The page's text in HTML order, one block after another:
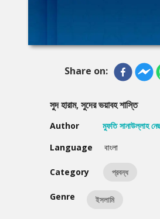
Share on:
সুদ হারাম, সুদের ভয়াবহ শাস্তি
Author
মুফতি সানাউল্লাহ
Language
বাংলা
Category প্রবন্ধ
Genre ইসলামি